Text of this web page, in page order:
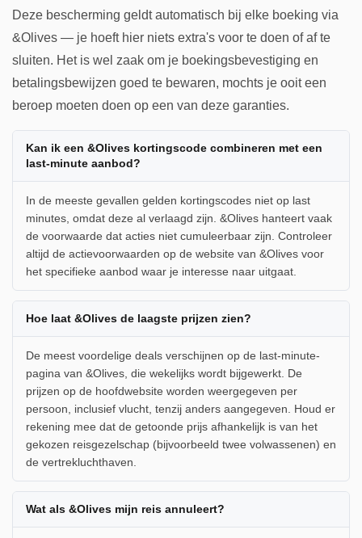
Deze bescherming geldt automatisch bij elke boeking via
&Olives — je hoeft hier niets extra's voor te doen of af te
sluiten. Het is wel zaak om je boekingsbevestiging en
betalingsbewijzen goed te bewaren, mochts je ooit een
beroep moeten doen op een van deze garanties.
Kan ik een &Olives kortingscode combineren met een
last-minute aanbod?
In de meeste gevallen gelden kortingscodes niet op last
minutes, omdat deze al verlaagd zijn. &Olives hanteert vaak
de voorwaarde dat acties niet cumuleerbaar zijn. Controleer
altijd de actievoorwaarden op de website van &Olives voor
het specifieke aanbod waar je interesse naar uitgaat.
Hoe laat &Olives de laagste prijzen zien?
De meest voordelige deals verschijnen op de last-minute-
pagina van &Olives, die wekelijks wordt bijgewerkt. De
prijzen op de hoofdwebsite worden weergegeven per
persoon, inclusief vlucht, tenzij anders aangegeven. Houd er
rekening mee dat de getoonde prijs afhankelijk is van het
gekozen reisgezelschap (bijvoorbeeld twee volwassenen) en
de vertrekluchthaven.
Wat als &Olives mijn reis annuleert?